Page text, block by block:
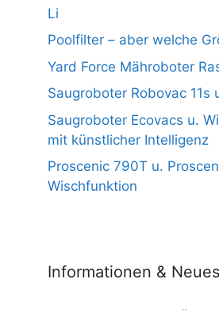
Li
Poolfilter – aber welche
Yard Force Mähroboter
Saugroboter Robovac 11s
Saugroboter Ecovacs u.
mit künstlicher Intelligenz
Proscenic 790T u.
Wischfunktion
Informationen & Neues